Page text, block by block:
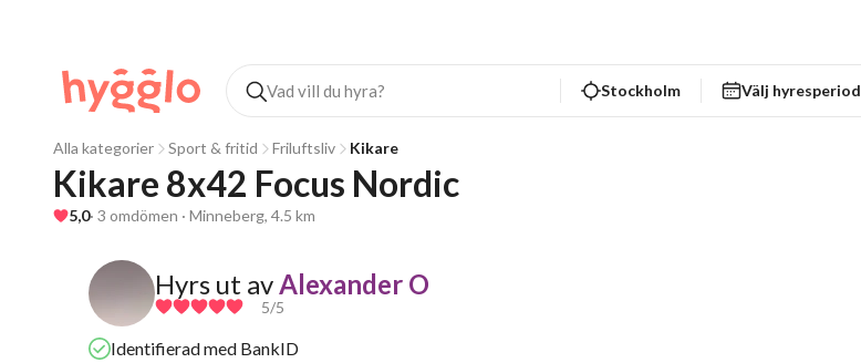
Stockholm Välj hyresperiod
Alla kategorier Sport & fritid Friluftsliv Kikare
Kikare 8x42 Focus Nordic
5,0· 3 omdömen · Minneberg, 4.5 km
Hyrs ut av Alexander O
5/5
Identifierad med BankID